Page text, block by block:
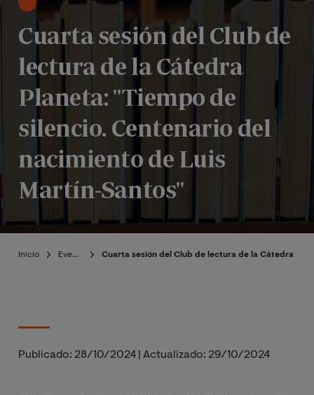
Cuarta sesión del Club de
lectura de la Cátedra
Planeta: "Tiempo de
silencio. Centenario del
nacimiento de Luis
Martín-Santos"
Inicio Eventos Cuarta sesión del Club de lectura de la Cátedra
Publicado: 28/10/2024 Actualizado: 29/10/2024